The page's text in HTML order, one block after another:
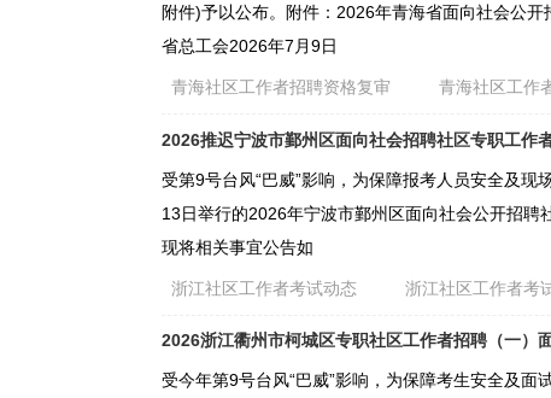
附件)予以公布。附件：2026年青海省面向社会公
省总工会2026年7月9日
青海社区工作者招聘资格复审 青海社区工作
2026推迟宁波市鄞州区面向社会招聘社区专职工作
受第9号台风“巴威”影响，为保障报考人员安全及
13日举行的2026年宁波市鄞州区面向社会公开招聘
现将相关事宜公告如
浙江社区工作者考试动态 浙江社区工作者考
2026浙江衢州市柯城区专职社区工作者招聘（一）
受今年第9号台风“巴威”影响，为保障考生安全及